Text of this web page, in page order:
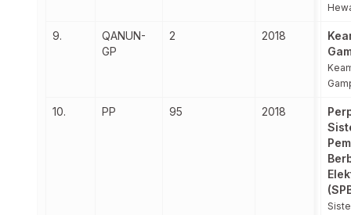
9.
QANUN-
GP
2 2018
10. PP 95 2018